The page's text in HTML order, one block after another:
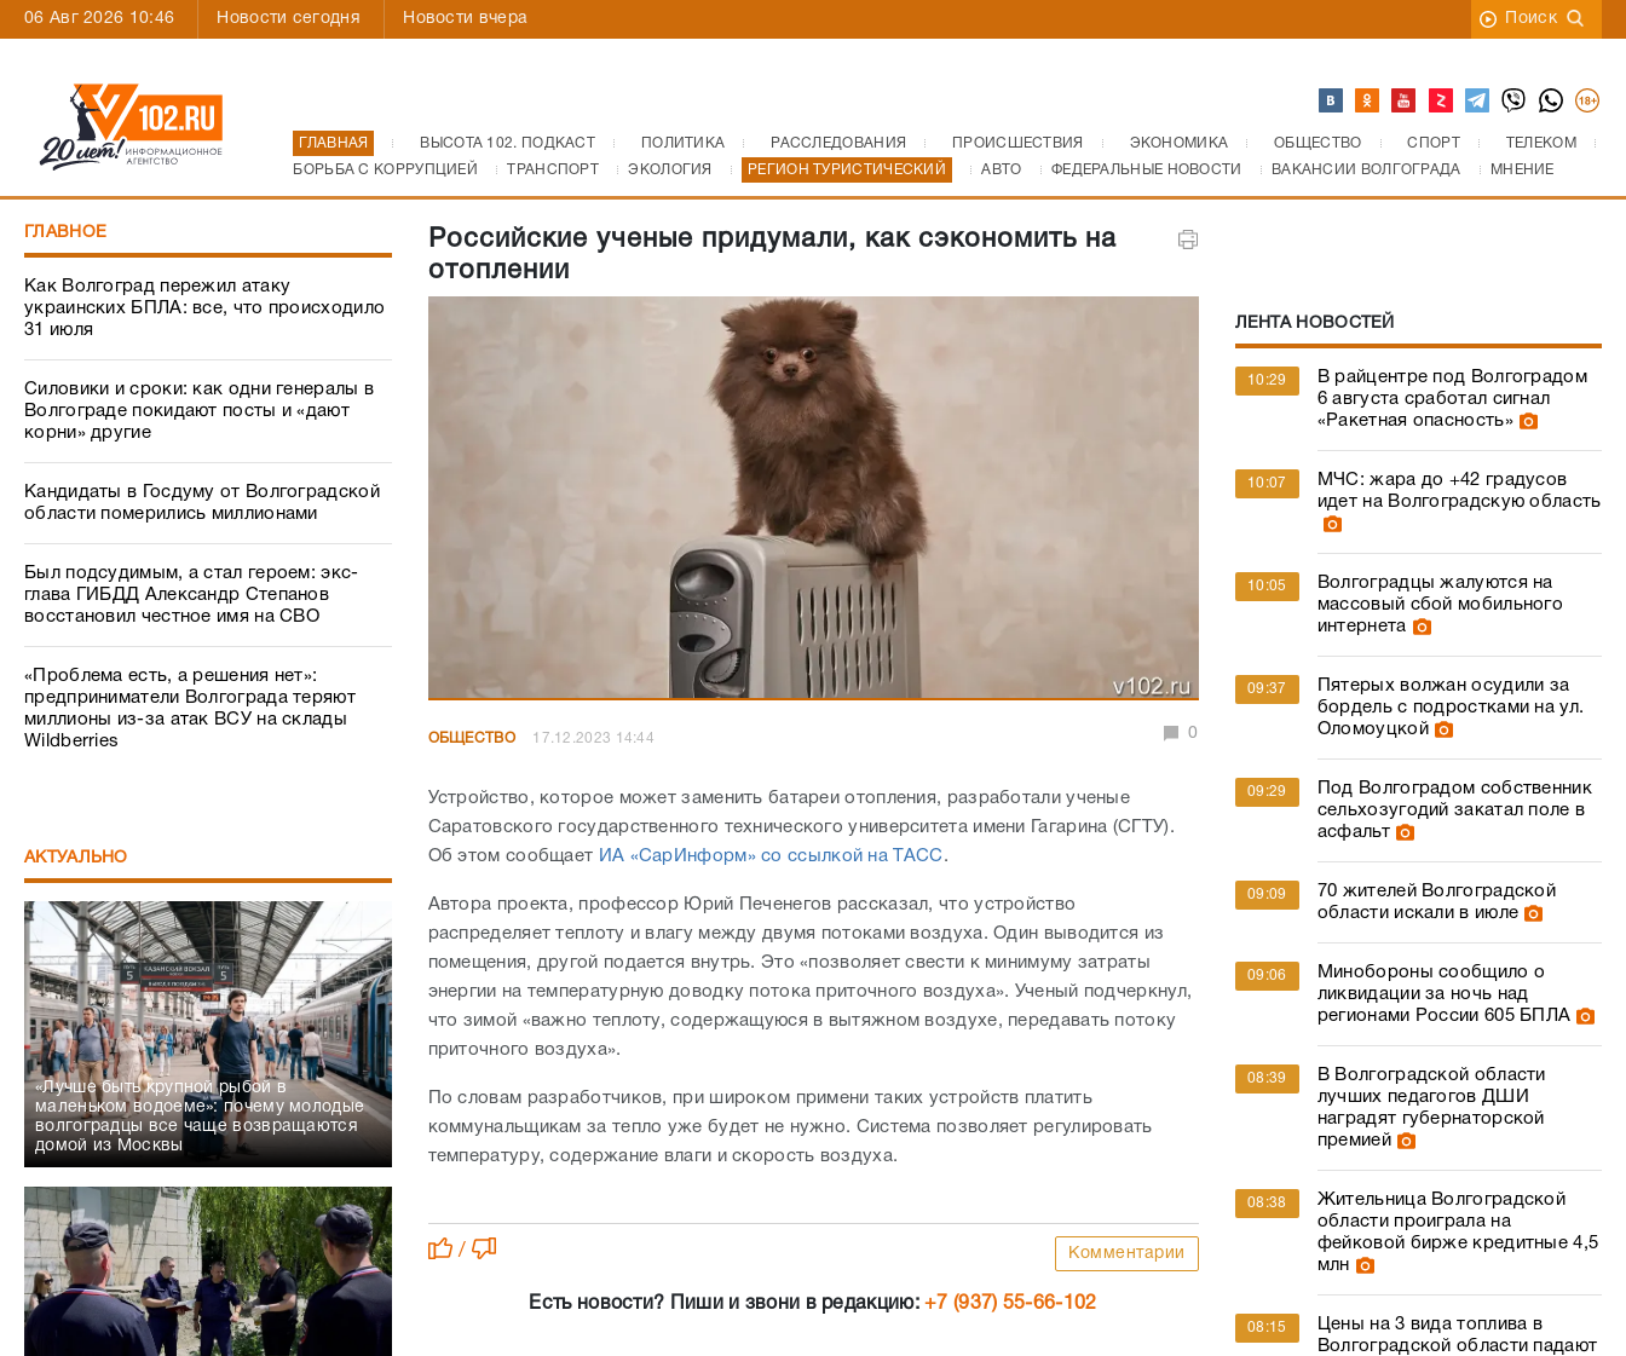
06 Авг 2026 10:46 Новости сегодня Новости вчера Поиск
ГЛАВНАЯ ВЫСОТА 102. ПОДКАСТ ПОЛИТИКА РАССЛЕДОВАНИЯ ПРОИСШЕСТВИЯ ЭКОНОМИКА ОБЩЕСТВО СПОРТ
ТЕЛЕКОМ
БОРЬБА С КОРРУПЦИЕЙ
ТРАНСПОРТ ЭКОЛОГИЯ РЕГИОН ТУРИСТИЧЕСКИЙ АВТО ФЕДЕРАЛЬНЫЕ НОВОСТИ ВАКАНСИИ ВОЛГОГРАДА МНЕНИЕ
ГЛАВНОЕ
Как Волгоград пережил атаку
украинских БПЛА: все, что происходило
31 июля
Силовики и сроки: как одни генералы в
Волгограде покидают посты и «дают
корни» другие
Кандидаты в Госдуму от Волгоградской
области померились миллионами
Был подсудимым, а стал героем: экс-
глава ГИБДД Александр Степанов
восстановил честное имя на СВО
«Проблема есть, а решения нет»:
предприниматели Волгограда теряют
миллионы из-за атак ВСУ на склады
Wildberries
АКТУАЛЬНО
«Лучше быть крупной рыбой в
маленьком водоеме»: почему молодые
волгоградцы все чаще возвращаются
домой из Москвы
Российские ученые придумали, как сэкономить на
отоплении
ОБЩЕСТВО 17.12.2023 14:44 0
Устройство, которое может заменить батареи отопления, разработали ученые
Саратовского государственного технического университета имени Гагарина (СГТУ).
Об этом сообщает ИА «СарИнформ» со ссылкой на ТАСС .
Автора проекта, профессор Юрий Печенегов рассказал, что устройство
распределяет теплоту и влагу между двумя потоками воздуха. Один выводится из
помещения, другой подается внутрь. Это «позволяет свести к минимуму затраты
энергии на температурную доводку потока приточного воздуха». Ученый подчеркнул,
что зимой «важно теплоту, содержащуюся в вытяжном воздухе, передавать потоку
приточного воздуха».
По словам разработчиков, при широком примени таких устройств платить
коммунальщикам за тепло уже будет не нужно. Система позволяет регулировать
температуру, содержание влаги и скорость воздуха.
/ Комментарии
Есть новости? Пиши и звони в редакцию:+7 (937) 55-66-102
ЛЕНТА НОВОСТЕЙ
10:29
В райцентре под Волгоградом
6 августа сработал сигнал
«Ракетная опасность»
10:07
МЧС: жара до +42 градусов
идет на Волгоградскую область
10:05
Волгоградцы жалуются на
массовый сбой мобильного
интернета
09:37
Пятерых волжан осудили за
бордель с подростками на ул.
Оломоуцкой
09:29
Под Волгоградом собственник
сельхозугодий закатал поле в
асфальт
09:09
70 жителей Волгоградской
области искали в июле
09:06
Минобороны сообщило о
ликвидации за ночь над
регионами России 605 БПЛА
08:39
В Волгоградской области
лучших педагогов ДШИ
наградят губернаторской
премией
08:38
Жительница Волгоградской
области проиграла на
фейковой бирже кредитные 4,5
млн
08:15
Цены на 3 вида топлива в
Волгоградской области падают